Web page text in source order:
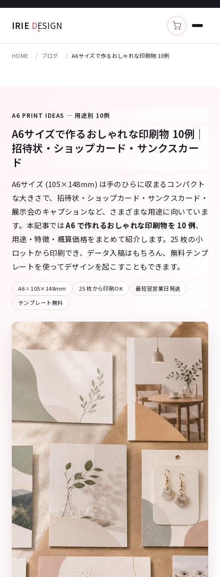
IRIE DESIGN カートを見る
HOME ブログ A6サイズで作るおしゃれな印刷物 10例
A6 PRINT IDEAS — 用途別 10例
A6サイズで作るおしゃれな印刷物 10例｜
招待状・ショップカード・サンクスカー
ド
A6サイズ (105×148mm) は手のひらに収まるコンパクト
な大きさで、招待状・ショップカード・サンクスカード・
展示会のキャプションなど、さまざまな用途に向いていま
す。本記事ではA6 で作れるおしゃれな印刷物を 10 例、
用途・特徴・概算価格をまとめて紹介します。25 枚の小
ロットから印刷でき、データ入稿はもちろん、無料テンプ
レートを使ってデザインを起こすこともできます。
A6 = 105×148mm 25 枚から印刷OK
最短翌営業日発送
テンプレート無料